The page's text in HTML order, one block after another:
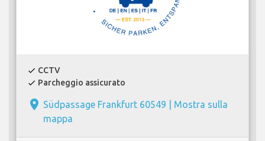
check CCTV
check Parcheggio assicurato
place Südpassage Frankfurt 60549 | Mostra sulla
mappa